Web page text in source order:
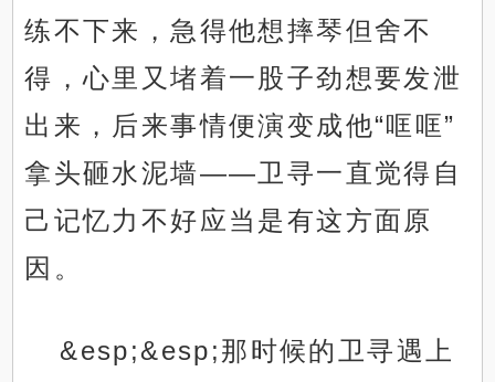
练不下来，急得他想摔琴但舍不
得，心里又堵着一股子劲想要发泄
出来，后来事情便演变成他“哐哐”
拿头砸水泥墙——卫寻一直觉得自
己记忆力不好应当是有这方面原
因。
&esp;&esp;那时候的卫寻遇上